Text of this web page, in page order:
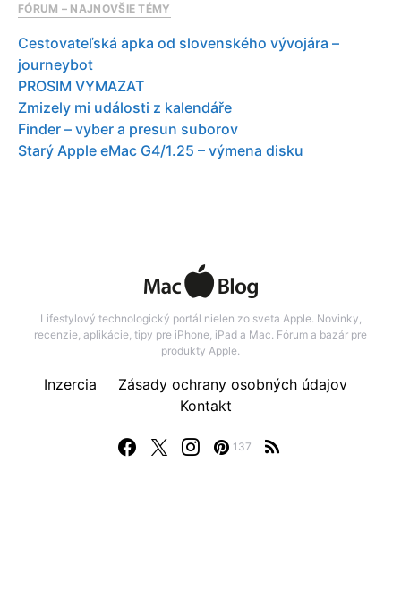
FÓRUM – NAJNOVŠIE TÉMY
Cestovateľská apka od slovenského vývojára –
journeybot
PROSIM VYMAZAT
Zmizely mi události z kalendáře
Finder – vyber a presun suborov
Starý Apple eMac G4/1.25 – výmena disku
Lifestylový technologický portál nielen zo sveta Apple. Novinky,
recenzie, aplikácie, tipy pre iPhone, iPad a Mac. Fórum a bazár pre
produkty Apple.
137
Inzercia
Zásady ochrany osobných údajov
Kontakt